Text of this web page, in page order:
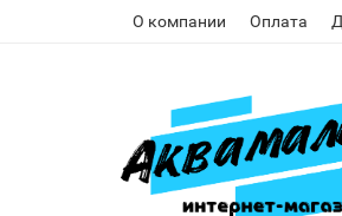
О компании Оплата